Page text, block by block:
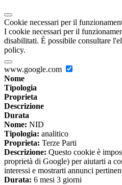
Cookie necessari per il
I cookie necessari per il
disabilitati. È possibile consultare
policy.
www.google.com
Nome
Tipologia
Proprieta
Descrizione
Durata
Nome: NID
Tipologia: analitico
Proprieta: Terze Parti
Descrizione: Questo cookie è
proprietà di Google) per aiutarti a
interessi e mostrarti annunci
Durata: 6 mesi 3 giorni